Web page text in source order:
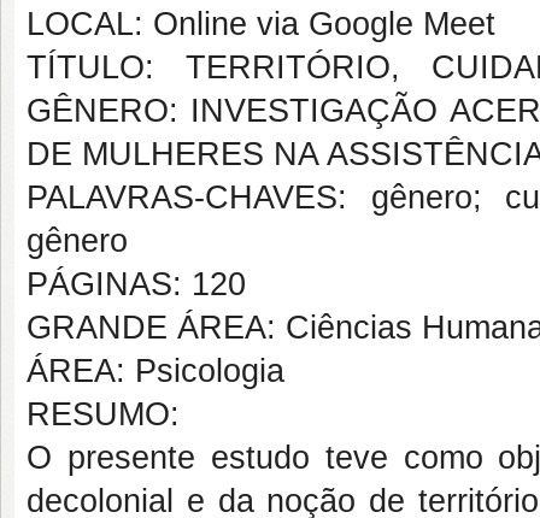
LOCAL: Online via Google Meet
TÍTULO: TERRITÓRIO,
GÊNERO: INVESTIGAÇÃO
DE MULHERES NA
PALAVRAS-CHAVES: gênero;
gênero
PÁGINAS: 120
GRANDE ÁREA: Ciências
ÁREA: Psicologia
RESUMO:
O presente estudo teve como
decolonial e da noção de